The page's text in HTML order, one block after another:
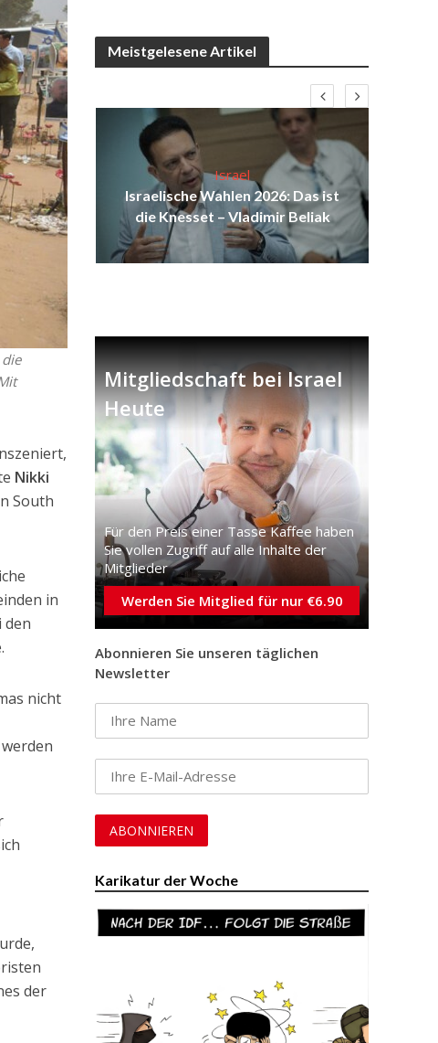
Nikki
South
in
den
nicht
der
Meistgelesene Artikel
aus
Israel
Israelische Wahlen 2026: Das ist
die Knesset – Vladimir Beliak
Mitgliedschaft bei Israel
Heute
Für den Preis einer Tasse Kaffee haben
Sie vollen Zugriff auf alle Inhalte der
Mitglieder
Werden Sie Mitglied für nur €6.90
Abonnieren Sie unseren täglichen
Newsletter
Karikatur der Woche